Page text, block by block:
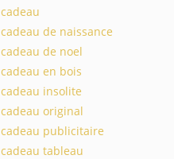
cadeau
cadeau de naissance
cadeau de noel
cadeau en bois
cadeau insolite
cadeau original
cadeau publicitaire
cadeau tableau